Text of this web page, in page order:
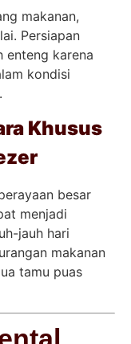
makanan,
Persiapan
enteng karena
kondisi
Khusus
besar
menjadi
jauh hari
makanan
tamu puas